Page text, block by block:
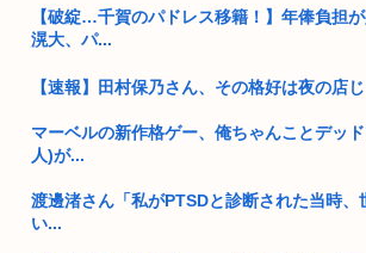
【高市】ゴラム(56歳)、女子中学生をナイフ
してるゴ...
この時期...
【破綻…千賀のパドレス移籍！】年俸負担
滉大、パ...
【速報】田村保乃さん、その格好は夜の店
マーベルの新作格ゲー、俺ちゃんことデッ
人)が...
渡邊渚さん「私がPTSDと診断された当時、
い...